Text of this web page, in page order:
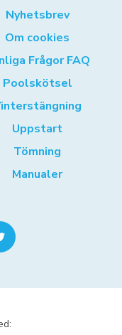
Nyhetsbrev
Om cookies
Frågor FAQ
Poolskötsel
Uppstart
Tömning
Manualer